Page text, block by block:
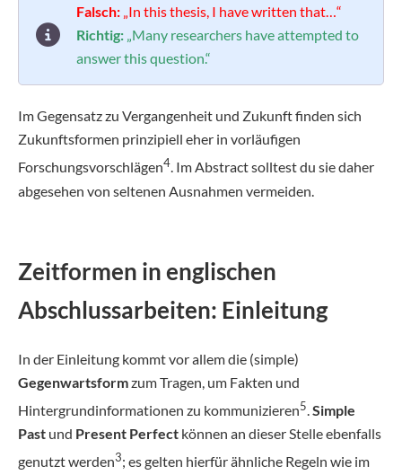
Falsch: „In this thesis, I have written that…“
Richtig: „Many researchers have attempted to
answer this question.“
Im Gegensatz zu Vergangenheit und Zukunft finden sich
Zukunftsformen prinzipiell eher in vorläufigen
Forschungsvorschlägen4. Im Abstract solltest du sie daher
abgesehen von seltenen Ausnahmen vermeiden.
Zeitformen in englischen
Abschlussarbeiten: Einleitung
In der Einleitung kommt vor allem die (simple)
Gegenwartsformzum Tragen, um Fakten und
Hintergrundinformationen zu kommunizieren5.Simple
Past und Present Perfect können an dieser Stelle ebenfalls
genutzt werden3; es gelten hierfür ähnliche Regeln wie im